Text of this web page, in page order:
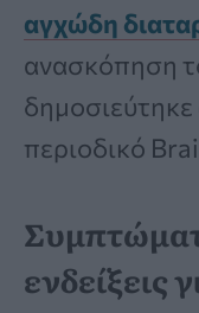
αγχώδη
ανασκόπηση
περιοδικό
ενδείξεις